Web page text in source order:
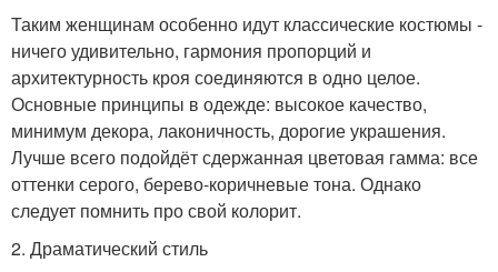
Таким женщинам особенно идут классические костюмы -
ничего удивительно, гармония пропорций и
архитектурность кроя соединяются в одно целое.
Основные принципы в одежде: высокое качество,
минимум декора, лаконичность, дорогие украшения.
Лучше всего подойдёт сдержанная цветовая гамма: все
оттенки серого, берево-коричневые тона. Однако
следует помнить про свой колорит.
2. Драматический стиль